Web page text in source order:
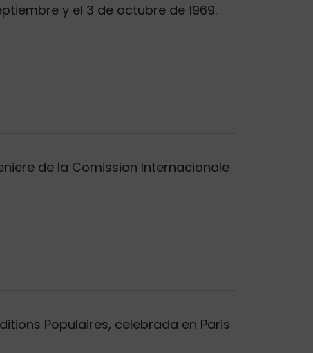
y el 3 de octubre de 1969.
de la Comission Internacionale
Populaires, celebrada en Paris